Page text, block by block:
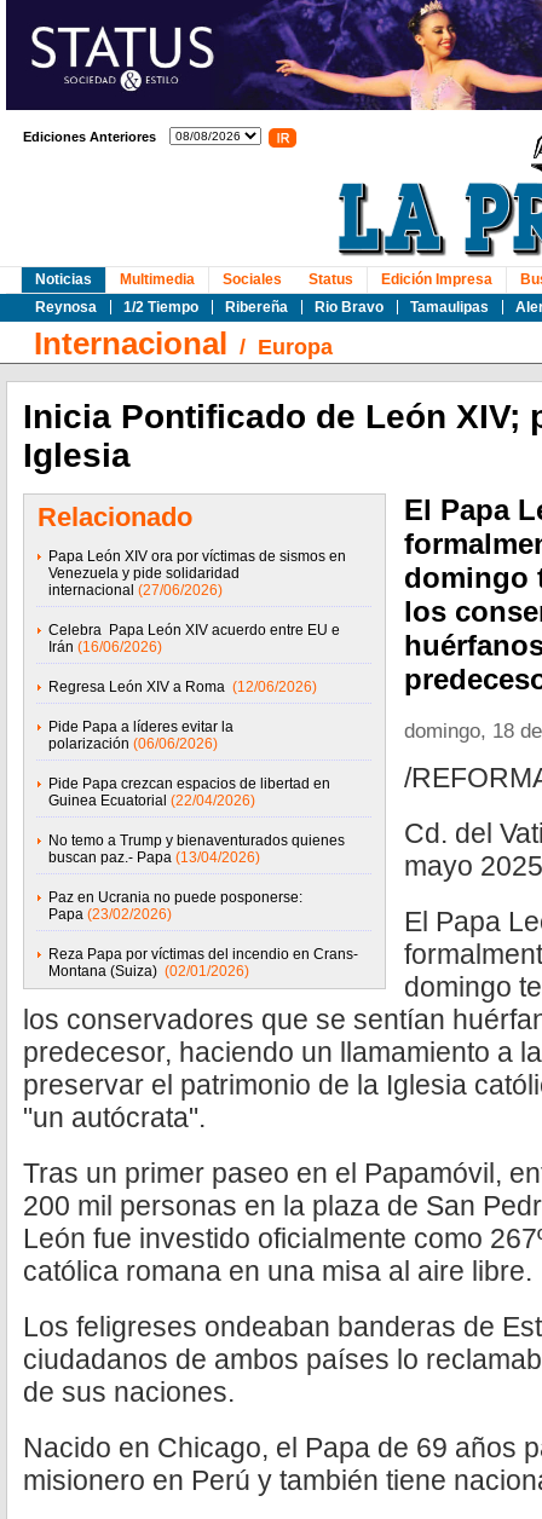
Ediciones Anteriores
Noticias
Reynosa
1/2 Tiempo Ribereña Rio Bravo Tamaulipas
Multimedia Sociales Status Edición Impresa
Internacional / Europa
Inicia Pontificado de León XIV;
Iglesia
Relacionado
Papa León XIV ora por víctimas de sismos en
Venezuela y pide solidaridad
internacional (27/06/2026)
Celebra Papa León XIV acuerdo entre EU e
Irán (16/06/2026)
Regresa León XIV a Roma (12/06/2026)
Pide Papa a líderes evitar la
polarización (06/06/2026)
Pide Papa crezcan espacios de libertad en
Guinea Ecuatorial (22/04/2026)
No temo a Trump y bienaventurados quienes
buscan paz.- Papa (13/04/2026)
Paz en Ucrania no puede posponerse:
Papa (23/02/2026)
Reza Papa por víctimas del incendio en Crans-
Montana (Suiza) (02/01/2026)
El Papa
domingo
los
domingo, 18
/
Cd. del
mayo
El Papa
domingo
los conservadores que se sentían
predecesor, haciendo un llamamiento a
preservar el patrimonio de la Iglesia
"un autócrata".
Tras un primer paseo en el Papamóvil,
200 mil personas en la plaza de San
León fue investido oficialmente como
católica romana en una misa al aire libre.
Los feligreses ondeaban banderas de
ciudadanos de ambos países lo
de sus naciones.
Nacido en Chicago, el Papa de 69 años
misionero en Perú y también tiene